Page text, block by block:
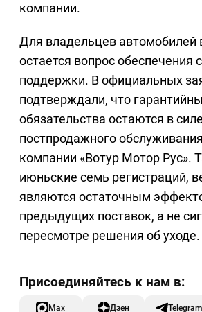
компании.
Для владельцев
остается вопрос обеспечения
поддержки. В официальных
подтверждали, что
обязательства остаются в
постпродажного
компании «Вотур Мотор Рус».
июньские семь регистраций,
являются остаточным
предыдущих поставок, а не
пересмотре решения об уходе.
Max Дзен Telegram